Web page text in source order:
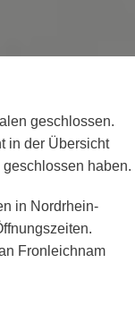
geschlossen.
in der Übersicht
haben.
in Nordrhein-
Fronleichnam